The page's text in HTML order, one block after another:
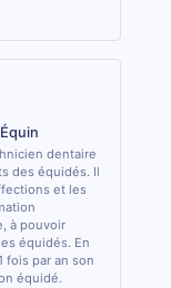
dentaire
des équidés. Il
et les
à pouvoir
équidés. En
fois par an son
équidé.